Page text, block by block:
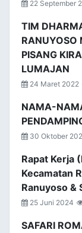
22 September
TIM
RANUYOSO
PISANG
LUMAJAN
24 Maret 2022
NAMA-
30 Oktober
Rapat Kerja
Kecamatan
Ranuyoso &
25 Juni 2024
SAFARI